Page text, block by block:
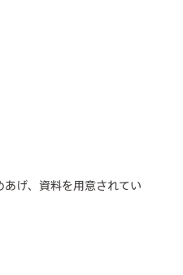
げ、資料を用意されてい